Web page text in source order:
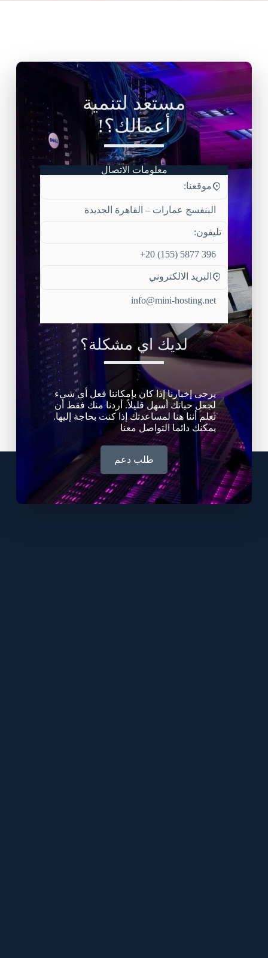
مستعد لتنمية
أعمالك؟!
معلومات الاتصال
موقعنا:
البنفسج عمارات – القاهرة الجديدة
تليفون:
396 5877 (155) 20+
البريد الالكتروني
info@mini-hosting.net
لديك اي مشكلة؟
يرجى إخبارنا إذا كان بإمكاننا فعل أي شيء
لجعل حياتك أسهل قليلاً. أردنا منك فقط أن
تعلم أننا هنا لمساعدتك إذا كنت بحاجة إليها.
يمكنك دائما التواصل معنا
طلب دعم
Buy cheap website traffic
Best Automated Bot Traffic
Impact-Site-Verification: cb2b9c59-e8b9-4756-b652-